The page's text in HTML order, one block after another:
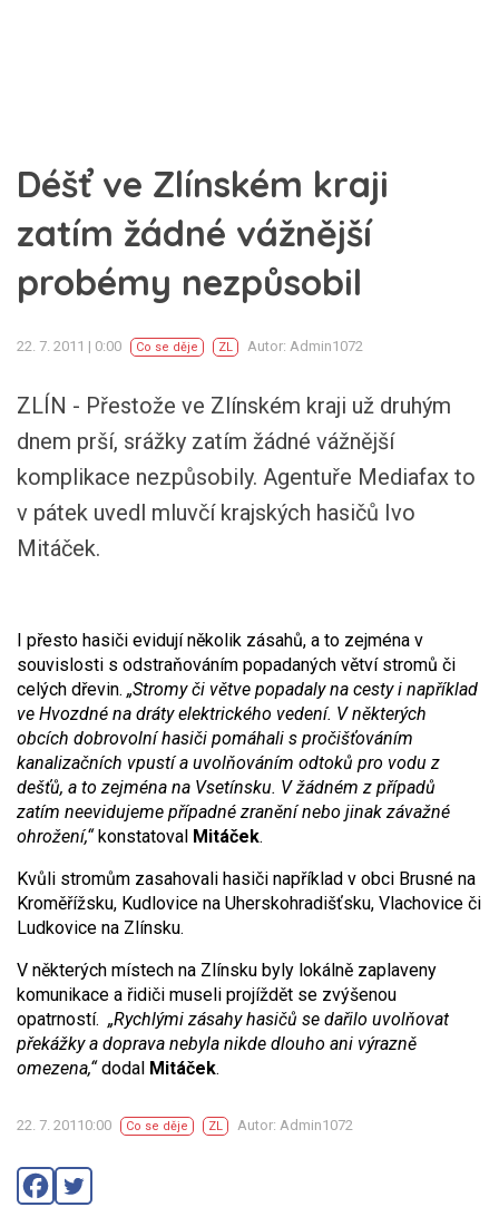
Déšť ve Zlínském kraji
zatím žádné vážnější
probémy nezpůsobil
22. 7. 2011 | 0:00 Co se děje ZL Autor: Admin1072
ZLÍN - Přestože ve Zlínském kraji už druhým
dnem prší, srážky zatím žádné vážnější
komplikace nezpůsobily. Agentuře Mediafax to
v pátek uvedl mluvčí krajských hasičů Ivo
Mitáček.
I přesto hasiči evidují několik zásahů, a to zejména v
souvislosti s odstraňováním popadaných větví stromů či
celých dřevin. „Stromy či větve popadaly na cesty i například
ve Hvozdné na dráty elektrického vedení. V některých
obcích dobrovolní hasiči pomáhali s pročišťováním
kanalizačních vpustí a uvolňováním odtoků pro vodu z
dešťů, a to zejména na Vsetínsku. V žádném z případů
zatím neevidujeme případné zranění nebo jinak závažné
ohrožení,“konstatoval Mitáček.
Kvůli stromům zasahovali hasiči například v obci Brusné na
Kroměřížsku, Kudlovice na Uherskohradišťsku, Vlachovice či
Ludkovice na Zlínsku.
V některých místech na Zlínsku byly lokálně zaplaveny
komunikace a řidiči museli projíždět se zvýšenou
opatrností. „Rychlými zásahy hasičů se dařilo uvolňovat
překážky a doprava nebyla nikde dlouho ani výrazně
omezena,“dodal Mitáček.
22. 7. 20110:00 Co se děje ZL Autor: Admin1072